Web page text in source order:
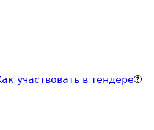
участвовать в тендере